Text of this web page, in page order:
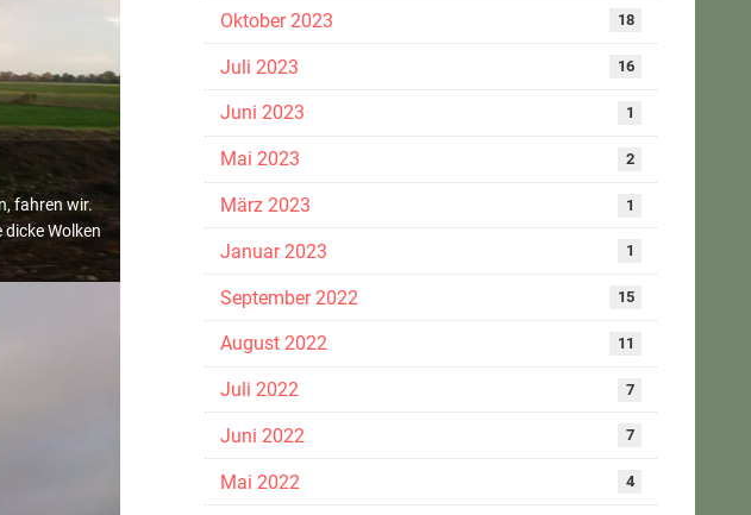
fahren wir.
Wolken
Oktober 2023 18
Juli 2023 16
Juni 2023 1
Mai 2023 2
März 2023 1
Januar 2023 1
September 2022 15
August 2022 11
Juli 2022 7
Juni 2022 7
Mai 2022 4